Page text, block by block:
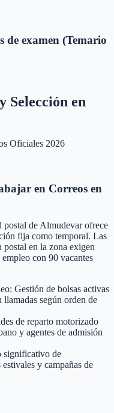
de examen (Temario
Selección en
Oficiales 2026
en Correos en
postal de Almudevar ofrece
fija como temporal. Las
postal en la zona exigen
con 90 vacantes
Gestión de bolsas activas
según orden de
de reparto motorizado
y agentes de admisión
significativo de
y campañas de